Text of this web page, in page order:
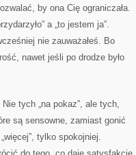
by ona Cię ograniczała.
a „to jestem ja”.
nie zauważałeś. Bo
nawet jeśli po drodze było
tych „na pokaz”, ale tych,
są sensowne, zamiast gonić
tylko spokojniej.